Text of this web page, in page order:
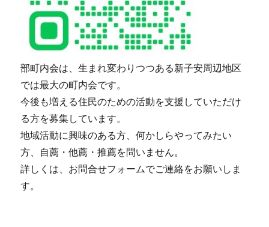
部町内会は、生まれ変わりつつある新子安周辺地区
では最大の町内会です。
今後も増える住民のための活動を支援していただけ
る方を募集しています。
地域活動に興味のある方、何かしらやってみたい
方、自薦・他薦・推薦を問いません。
詳しくは、お問合せフォームでご連絡をお願いしま
す。